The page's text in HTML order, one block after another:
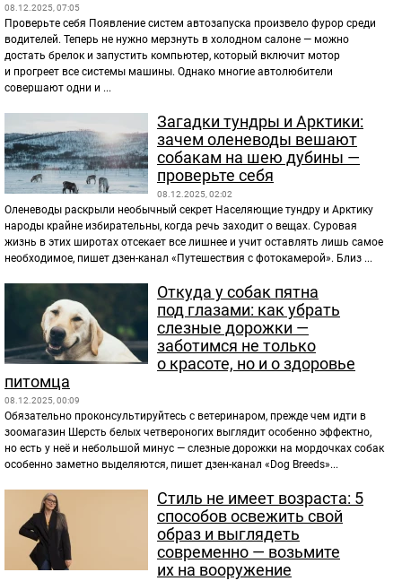
08.12.2025, 07:05
Проверьте себя Появление систем автозапуска произвело фурор среди
водителей. Теперь не нужно мерзнуть в холодном салоне — можно
достать брелок и запустить компьютер, который включит мотор
и прогреет все системы машины. Однако многие автолюбители
совершают одни и ...
Загадки тундры и Арктики:
зачем оленеводы вешают
собакам на шею дубины —
проверьте себя
08.12.2025, 02:02
Оленеводы раскрыли необычный секрет Населяющие тундру и Арктику
народы крайне избирательны, когда речь заходит о вещах. Суровая
жизнь в этих широтах отсекает все лишнее и учит оставлять лишь самое
необходимое, пишет дзен-канал «Путешествия с фотокамерой». Близ ...
Откуда у собак пятна
под глазами: как убрать
слезные дорожки —
заботимся не только
о красоте, но и о здоровье
питомца
08.12.2025, 00:09
Обязательно проконсультируйтесь с ветеринаром, прежде чем идти в
зоомагазин Шерсть белых четвероногих выглядит особенно эффектно,
но есть у неё и небольшой минус — слезные дорожки на мордочках собак
особенно заметно выделяются, пишет дзен-канал «Dog Breeds»...
Стиль не имеет возраста: 5
способов освежить свой
образ и выглядеть
современно — возьмите
их на вооружение